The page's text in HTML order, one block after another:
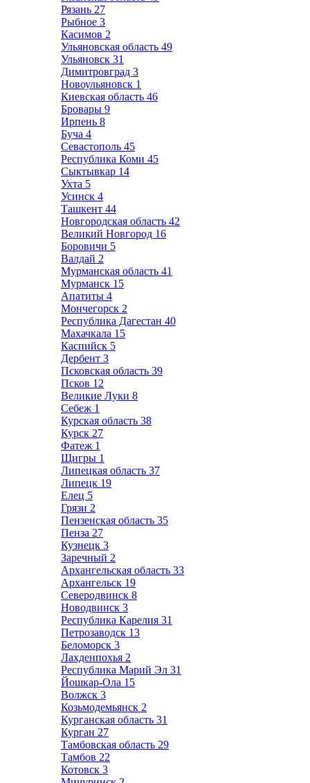
Рязань 27
Рыбное 3
Касимов 2
Ульяновская область 49
Ульяновск 31
Димитровград 3
Новоульяновск 1
Киевская область 46
Бровары 9
Ирпень 8
Буча 4
Севастополь 45
Республика Коми 45
Сыктывкар 14
Ухта 5
Усинск 4
Ташкент 44
Новгородская область 42
Великий Новгород 16
Боровичи 5
Валдай 2
Мурманская область 41
Мурманск 15
Апатиты 4
Мончегорск 2
Республика Дагестан 40
Махачкала 15
Каспийск 5
Дербент 3
Псковская область 39
Псков 12
Великие Луки 8
Себеж 1
Курская область 38
Курск 27
Фатеж 1
Щигры 1
Липецкая область 37
Липецк 19
Елец 5
Грязи 2
Пензенская область 35
Пенза 27
Кузнецк 3
Заречный 2
Архангельская область 33
Архангельск 19
Северодвинск 8
Новодвинск 3
Республика Карелия 31
Петрозаводск 13
Беломорск 3
Лахденпохья 2
Республика Марий Эл 31
Йошкар-Ола 15
Волжск 3
Козьмодемьянск 2
Курганская область 31
Курган 27
Тамбовская область 29
Тамбов 22
Котовск 3